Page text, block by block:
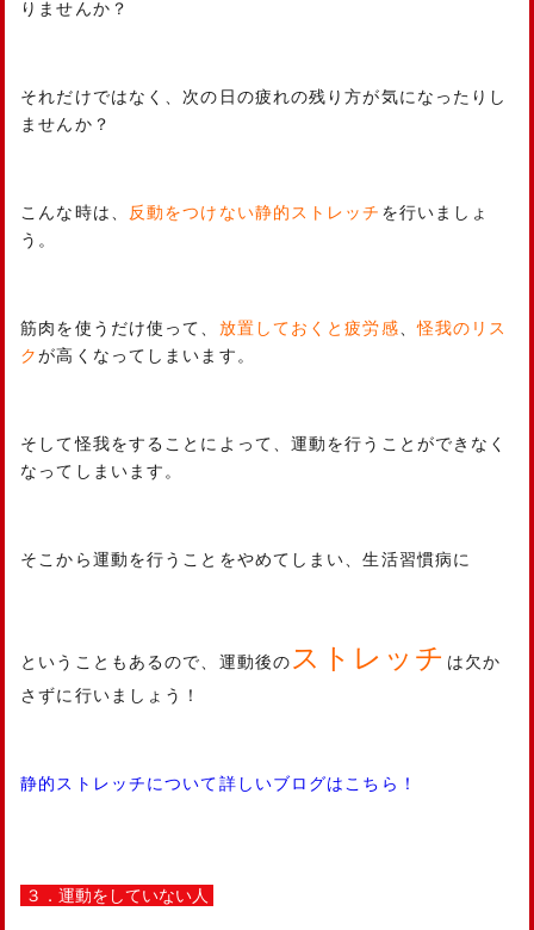
りませんか？
それだけではなく、次の日の疲れの残り方が気になったりし
ませんか？
こんな時は、 反動をつけない静的ストレッチ を行いましょ
う。
筋肉を使うだけ使って、 放置しておくと疲労感 、怪我のリス
クが高くなってしまいます。
そして怪我をすることによって、運動を行うことができなく
なってしまいます。
そこから運動を行うことをやめてしまい、生活習慣病に
ということもあるので、運動後の ストレッチ は欠か
さずに行いましょう！
静的ストレッチについて詳しいブログはこちら！
３．運動をしていない人